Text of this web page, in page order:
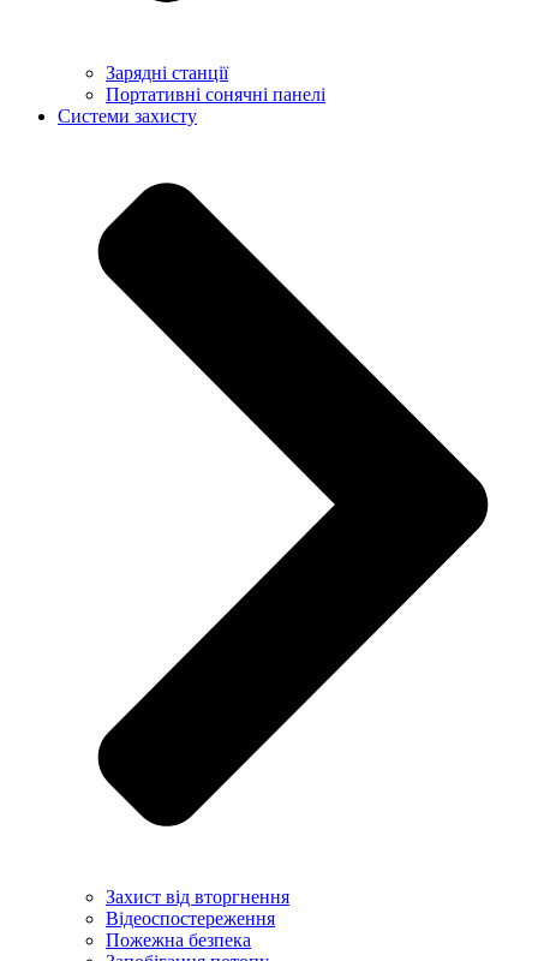
Зарядні станції
Портативні сонячні панелі
Системи захисту
Захист від вторгнення
Відеоспостереження
Пожежна безпека